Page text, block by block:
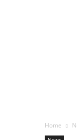
Home